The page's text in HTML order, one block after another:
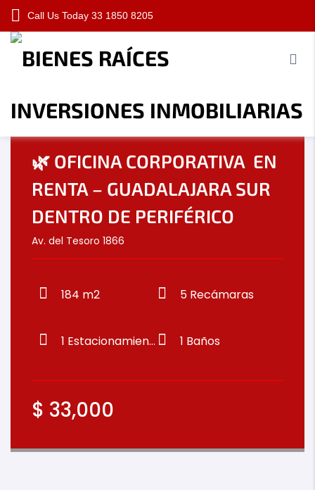
Call Us Today 33 1850 8205
Nosotros Propiedades Información
Contacto
RENTA
🌿 OFICINA CORPORATIVA EN
RENTA – GUADALAJARA SUR
DENTRO DE PERIFÉRICO
Av. del Tesoro 1866
184 m2 5 Recámaras
1 Estacionamientos 1 Baños
$ 33,000